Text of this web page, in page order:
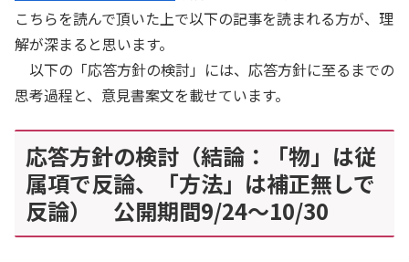
こちらを読んで頂いた上で以下の記事を読まれる方が、理
解が深まると思います。
以下の「応答方針の検討」には、応答方針に至るまでの
思考過程と、意見書案文を載せています。
応答方針の検討（結論：「物」は従
属項で反論、「方法」は補正無しで
反論） 公開期間9/24～10/30